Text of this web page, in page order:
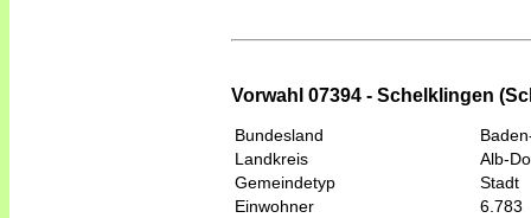
Vorwahl 07394 - Schelklingen
Bundesland
Landkreis
Alb-
Gemeindetyp
Stadt
Einwohner
6.783